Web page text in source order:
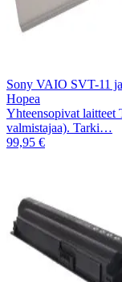
Sony VAIO SVT-11
Hopea
Yhteensopivat laitteet
valmistajaa). Tarki…
99,95 €